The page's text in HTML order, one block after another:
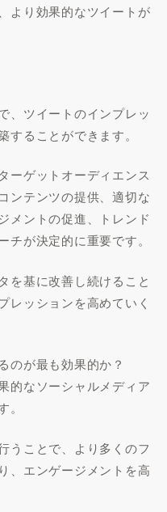
より効果的なツイートが
、ツイートのインプレッ
することができます。
ーゲットオーディエンス
ンテンツの提供、適切な
メントの促進、トレンド
が決定的に重要です。
を基に改善し続けること
レッションを高めていく
のが最も効果的か？
的なソーシャルメディア
うことで、より多くのフ
、エンゲージメントを高